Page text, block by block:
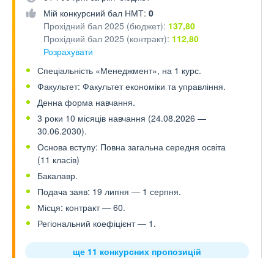
Мій конкурсний бал НМТ: 0
Прохідний бал 2025 (бюджет): 137,80
Прохідний бал 2025 (контракт): 112,80
Розрахувати
Спеціальність «Менеджмент», на 1 курс.
Факультет: Факультет економіки та управління.
Денна форма навчання.
3 роки 10 місяців навчання (24.08.2026 —
30.06.2030).
Основа вступу: Повна загальна середня освіта
(11 класів)
Бакалавр.
Подача заяв: 19 липня — 1 серпня.
Місця: контракт — 60.
Регіональний коефіцієнт — 1.
ще 11 конкурсних пропозицій